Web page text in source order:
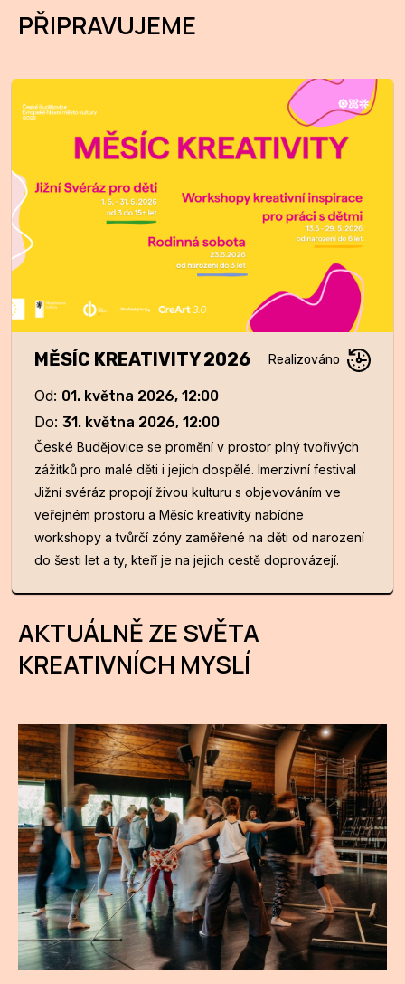
PŘIPRAVUJEME
MĚSÍC KREATIVITY 2026
Od: 01. května 2026, 12:00
Do: 31. května 2026, 12:00
České Budějovice se promění v prostor plný tvořivých
zážitků pro malé děti i jejich dospělé. Imerzivní festival
Jižní svéráz propojí živou kulturu s objevováním ve
veřejném prostoru a Měsíc kreativity nabídne
workshopy a tvůrčí zóny zaměřené na děti od narození
do šesti let a ty, kteří je na jejich cestě doprovázejí.
AKTUÁLNĚ ZE SVĚTA
KREATIVNÍCH MYSLÍ